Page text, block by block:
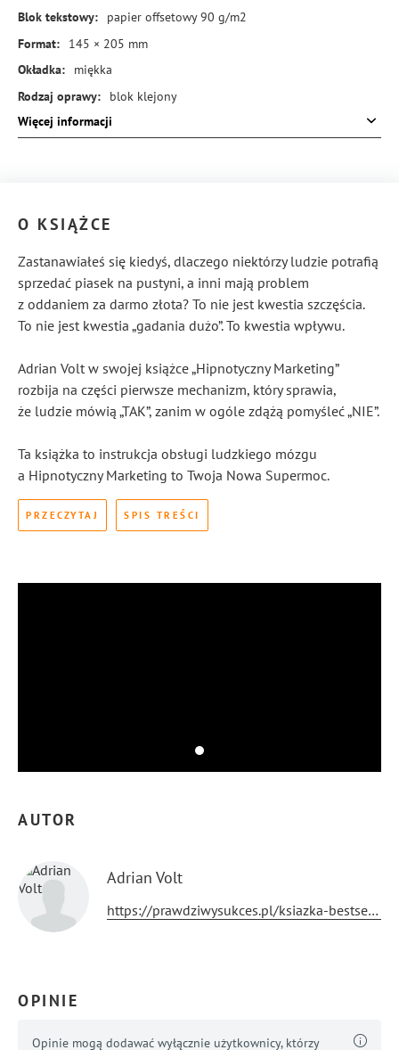
Blok tekstowy:
papier offsetowy 90 g/m2
Format:
145 × 205 mm
Okładka:
miękka
Rodzaj oprawy:
blok klejony
ISBN:
978-83-8455-230-8
Więcej informacji
O KSIĄŻCE
Zastanawiałeś się kiedyś, dlaczego niektórzy ludzie potrafią
sprzedać piasek na pustyni, a inni mają problem
z oddaniem za darmo złota? To nie jest kwestia szczęścia.
To nie jest kwestia „gadania dużo”. To kwestia wpływu.
Adrian Volt w swojej książce „Hipnotyczny Marketing”
rozbija na części pierwsze mechanizm, który sprawia,
że ludzie mówią „TAK”, zanim w ogóle zdążą pomyśleć „NIE”.
Ta książka to instrukcja obsługi ludzkiego mózgu
a Hipnotyczny Marketing to Twoja Nowa Supermoc.
PRZECZYTAJ SPIS TREŚCI
AUTOR
Adrian Volt
https://prawdziwysukces.pl/ksiazka-bestseller/hipnotyczny-marketing-adrian-volt/
OPINIE
Opinie mogą dodawać wyłącznie użytkownicy, którzy